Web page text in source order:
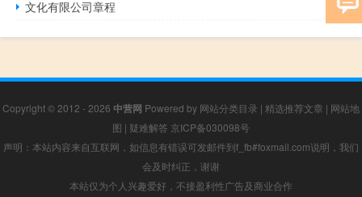
文化有限公司章程
Copyright © 2012 - 2026 中营网 Powered by 网站分类目录 | 精选推荐文章 | 网站地
图 | 疑难解答 京ICP备030098号
声明：本站内容来自互联网，如信息有错误可发邮件到f_fb#foxmail.com说明，我们
会及时纠正，谢谢
本站仅为个人兴趣爱好，不接盈利性广告及商业合作